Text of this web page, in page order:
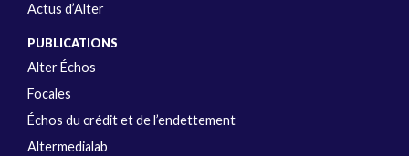
Actus d’Alter
PUBLICATIONS
Alter Échos
Focales
Échos du crédit et de l’endettement
Altermedialab